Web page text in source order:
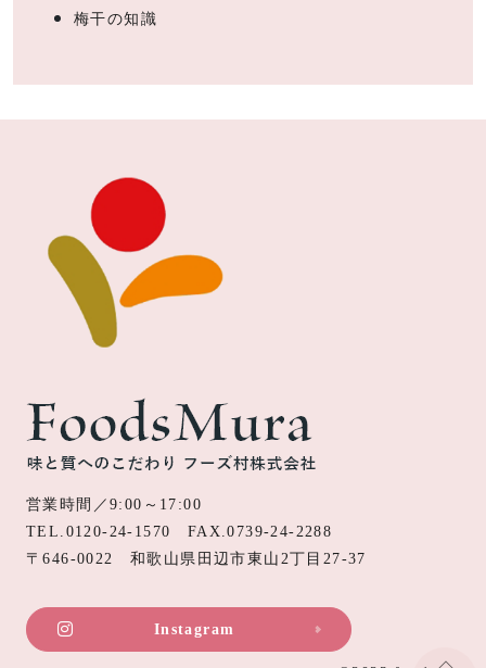
梅干の知識
営業時間／9:00～17:00
TEL. 0120-24-1570 FAX.0739-24-2288
〒646-0022 和歌山県田辺市東山2丁目27-37
Instagram